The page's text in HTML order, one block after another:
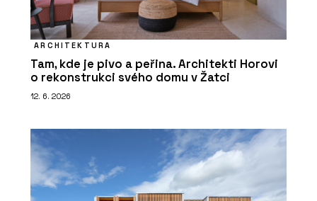
ARCHITEKTURA
Tam, kde je pivo a peřina. Architekti Horovi
o rekonstrukci svého domu v Žatci
12. 6. 2026